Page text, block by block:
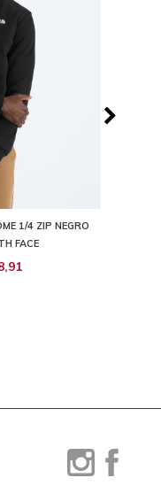
1/4 ZIP NEGRO
FACE